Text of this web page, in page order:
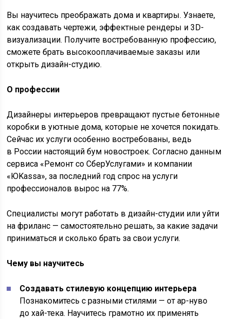
Вы научитесь преображать дома и квартиры. Узнаете,
как создавать чертежи, эффектные рендеры и 3D-
визуализации. Получите востребованную профессию,
сможете брать высокооплачиваемые заказы или
открыть дизайн-студию.
О профессии
Дизайнеры интерьеров превращают пустые бетонные
коробки в уютные дома, которые не хочется покидать.
Сейчас их услуги особенно востребованы, ведь
в России настоящий бум новостроек. Согласно данным
сервиса «Ремонт со СберУслугами» и компании
«ЮKassa», за последний год спрос на услуги
профессионалов вырос на 77%.
Специалисты могут работать в дизайн-студии или уйти
на фриланс — самостоятельно решать, за какие задачи
приниматься и сколько брать за свои услуги.
Чему вы научитесь
Создавать стилевую концепцию интерьера
Познакомитесь с разными стилями — от ар-нуво
до хай-тека. Научитесь грамотно их применять